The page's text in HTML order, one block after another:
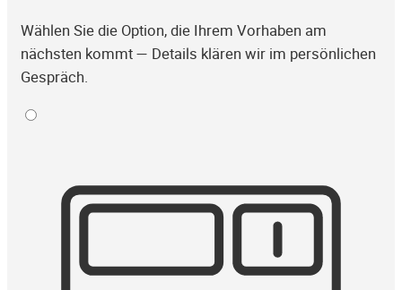
Wählen Sie die Option, die Ihrem Vorhaben am
nächsten kommt — Details klären wir im persönlichen
Gespräch.